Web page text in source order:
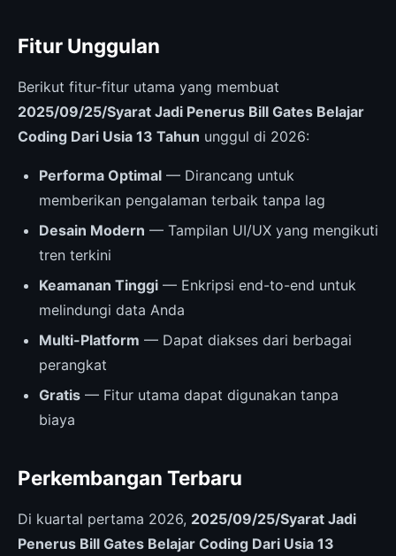
Fitur Unggulan
Berikut fitur-fitur utama yang membuat
2025/09/25/Syarat Jadi Penerus Bill Gates Belajar
Coding Dari Usia 13 Tahun unggul di 2026:
Performa Optimal — Dirancang untuk
memberikan pengalaman terbaik tanpa lag
Desain Modern — Tampilan UI/UX yang mengikuti
tren terkini
Keamanan Tinggi — Enkripsi end-to-end untuk
melindungi data Anda
Multi-Platform — Dapat diakses dari berbagai
perangkat
Gratis — Fitur utama dapat digunakan tanpa
biaya
Perkembangan Terbaru
Di kuartal pertama 2026, 2025/09/25/Syarat Jadi
Penerus Bill Gates Belajar Coding Dari Usia 13